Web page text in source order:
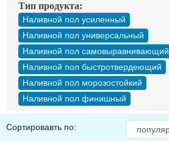
Тип продукта:
Наливной пол усиленный
Наливной пол универсальный
Наливной пол самовыравнивающий
Наливной пол быстротвердеющий
Наливной пол морозостойкий
Наливной пол финишный
Сортировавть по: